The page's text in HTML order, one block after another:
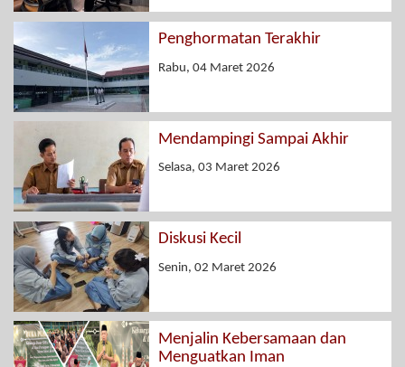
Penghormatan Terakhir
Rabu, 04 Maret 2026
Mendampingi Sampai Akhir
Selasa, 03 Maret 2026
Diskusi Kecil
Senin, 02 Maret 2026
Menjalin Kebersamaan dan
Menguatkan Iman